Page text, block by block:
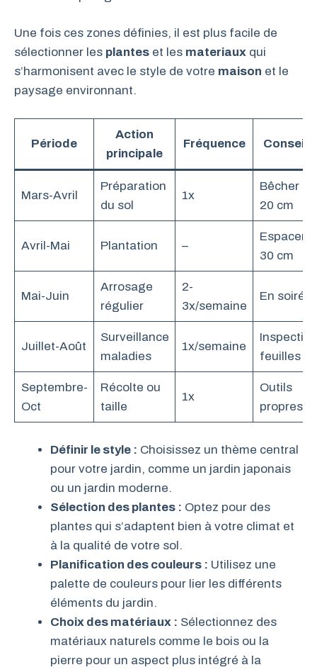
Une fois ces zones définies, il est plus facile de
sélectionner les plantes et les materiaux qui
s’harmonisent avec le style de votre maison et le
paysage environnant.
Période
Action
principale
Fréquence Conseil
Mars-Avril
Préparation
du sol
1x
Bêcher
20 cm
Avril-Mai Plantation –
30 cm
Mai-Juin
Arrosage
régulier
2-
3x/semaine
En soirée
Juillet-Août
Surveillance
maladies
1x/semaine
Inspection
feuilles
Septembre-
Oct
Récolte ou
taille
1x
Outils
propres
Définir le style : Choisissez un thème central
pour votre jardin, comme un jardin japonais
ou un jardin moderne.
Sélection des plantes : Optez pour des
plantes qui s’adaptent bien à votre climat et
à la qualité de votre sol.
Planification des couleurs : Utilisez une
palette de couleurs pour lier les différents
éléments du jardin.
Choix des matériaux : Sélectionnez des
matériaux naturels comme le bois ou la
pierre pour un aspect plus intégré à la